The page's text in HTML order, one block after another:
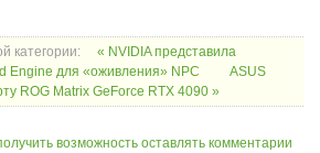
категории:
« NVIDIA представила
Engine для «оживления» NPC
ASUS
ROG Matrix GeForce RTX 4090 »
возможность оставлять комментарии